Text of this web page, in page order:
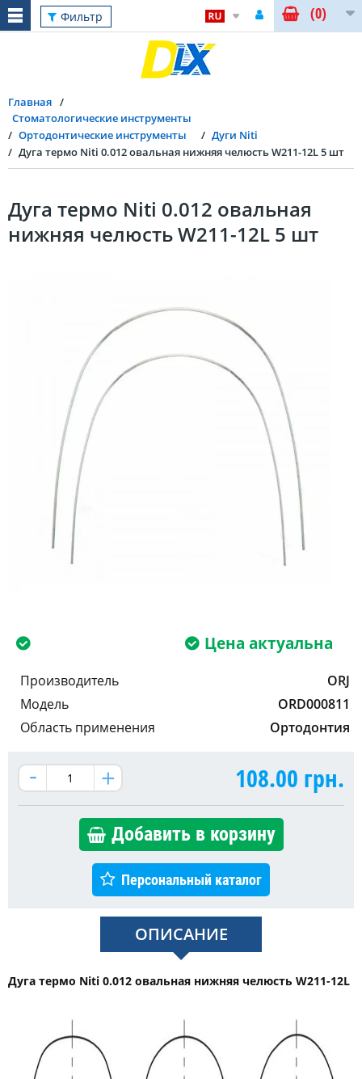
Фильтр (0)
Главная
Стоматологические инструменты
Ортодонтические инструменты
Дуги Niti
Дуга термо Niti 0.012 овальная нижняя челюсть W211-12L 5 шт
Дуга термо Niti 0.012 овальная
нижняя челюсть W211-12L 5 шт
Цена актуальна
Производитель
ORJ
Модель
ORD000811
Область применения
Ортодонтия
108.00 грн.
Добавить в корзину
Персональный каталог
ОПИСАНИЕ
Дуга термо Niti 0.012 овальная нижняя челюсть W211-12L